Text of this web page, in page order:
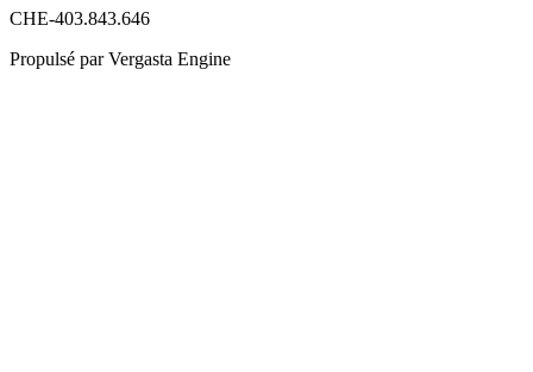
CHE-403.843.646
Propulsé par Vergasta Engine